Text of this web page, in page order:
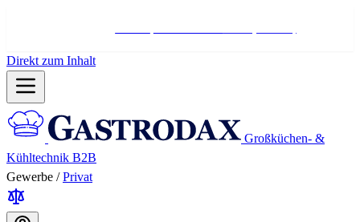
Direkt zum Inhalt
Großküchen- &
Kühltechnik B2B
Gewerbe / Privat